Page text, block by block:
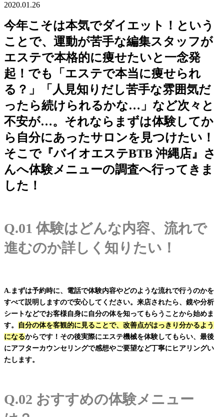
2020.01.26
今年こそは本気でダイエット！という
ことで、運動が苦手な編集スタッフが
エステで本格的に痩せたいと一念発
起！でも「エステで本当に痩せられ
る？」「人見知りだし苦手な雰囲気だ
ったら続けられるかな…」など次々と
不安が…。それならまずは体験してか
ら自分にあったサロンを見つけたい！
そこで『バイオエステBTB 沖縄店』さ
んへ体験メニューの調査へ行ってきま
した！
Q.01 体験はどんな内容、流れで
進むのか詳しく知りたい！
A.まずは予約時に、電話で体験内容やどのような流れで行うのかを
すべて説明しますので安心してください。来店されたら、鏡や分析
シートなどでお客様自身に自分の体を知ってもらうことから始めま
す。
自分の体を客観的に見ることで、改善点がはっきり分かるよう
になるからです！その後実際にエステ機械を体験してもらい、最後
にアフターカウンセリングで感想やご要望など丁寧にヒアリングい
たします。
Q.02 おすすめの体験メニュー